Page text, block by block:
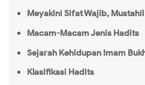
Meyakini Sifat Wajib, Mustahil
Macam-Macam Jenis Hadits
Sejarah Kehidupan Imam
Klasifikasi Hadits